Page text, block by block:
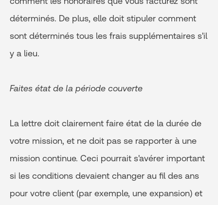
déterminés. De plus, elle doit stipuler comment
sont déterminés tous les frais supplémentaires s'il
y a lieu.
Faites état de la période couverte
La lettre doit clairement faire état de la durée de
votre mission, et ne doit pas se rapporter à une
mission continue. Ceci pourrait s'avérer important
si les conditions devaient changer au fil des ans
pour votre client (par exemple, une expansion) et